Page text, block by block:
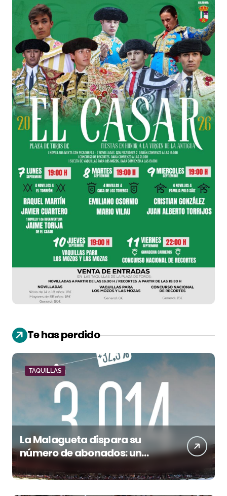
Te has perdido
TAQUILLAS
La Malagueta dispara su
número de abonados: un
aniversario